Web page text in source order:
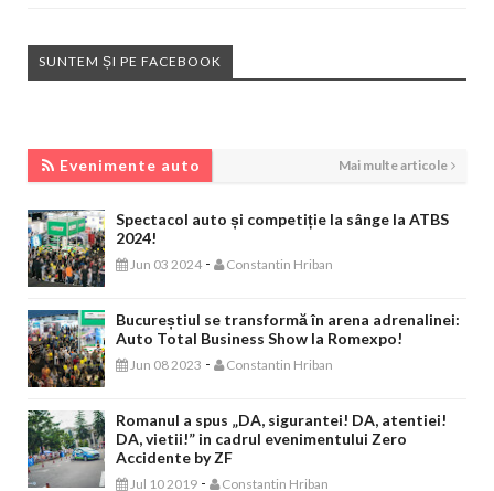
SUNTEM ȘI PE FACEBOOK
Evenimente auto Mai multe articole
Spectacol auto și competiție la sânge la ATBS
2024!
Jun 03 2024 - Constantin Hriban
Bucureștiul se transformă în arena adrenalinei:
Auto Total Business Show la Romexpo!
Jun 08 2023 - Constantin Hriban
Romanul a spus „DA, sigurantei! DA, atentiei!
DA, vietii!” in cadrul evenimentului Zero
Accidente by ZF
Jul 10 2019 - Constantin Hriban